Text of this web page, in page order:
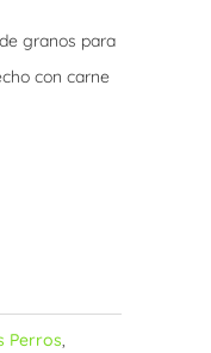
granos para
con carne
Perros,